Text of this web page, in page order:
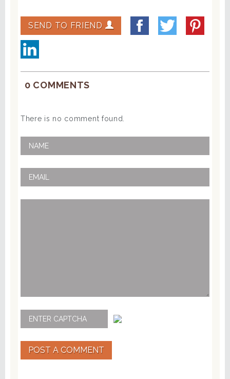
SEND TO FRIEND
0 COMMENTS
There is no comment found.
POST A COMMENT